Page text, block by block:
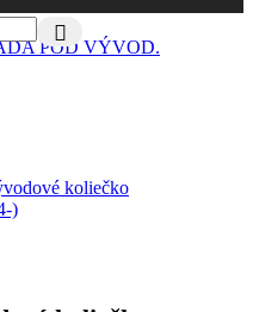
POD VÝVOD.